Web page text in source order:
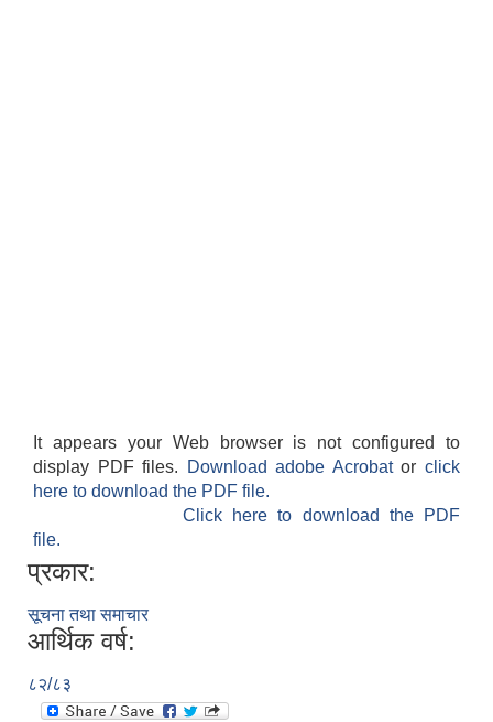
It appears your Web browser is not configured to
display PDF files.
Download adobe Acrobatorclick
here to download the PDF file.
Click here to download the PDF
file.
प्रकार:
सूचना तथा समाचार
आर्थिक वर्ष:
८२/८३